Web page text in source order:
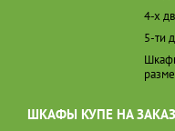
4-х
5-ти
ШКАФЫ КУПЕ НА ЗАКАЗ